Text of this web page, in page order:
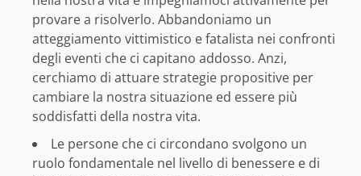
provare a risolverlo. Abbandoniamo un
atteggiamento vittimistico e fatalista nei confronti
degli eventi che ci capitano addosso. Anzi,
cerchiamo di attuare strategie propositive per
cambiare la nostra situazione ed essere più
soddisfatti della nostra vita.
Le persone che ci circondano svolgono un
ruolo fondamentale nel livello di benessere e di